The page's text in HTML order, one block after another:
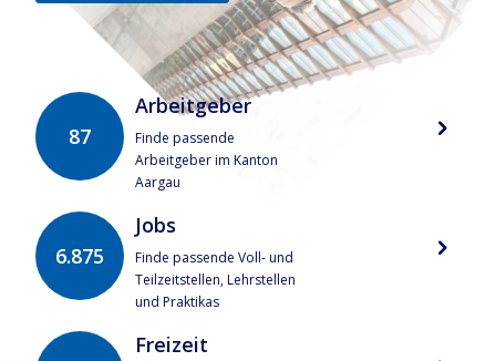
87
Arbeitgeber
Finde passende
Arbeitgeber im Kanton
Aargau
6.875
Jobs
Finde passende Voll- und
Teilzeitstellen, Lehrstellen
und Praktikas
Freizeit